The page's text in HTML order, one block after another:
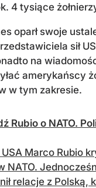
4 tysiące
oparł swoje
sił
na
amerykańscy
w tym zakresie.
Rubio o NATO.
Marco Rubio
NATO.
relacje z Polską,